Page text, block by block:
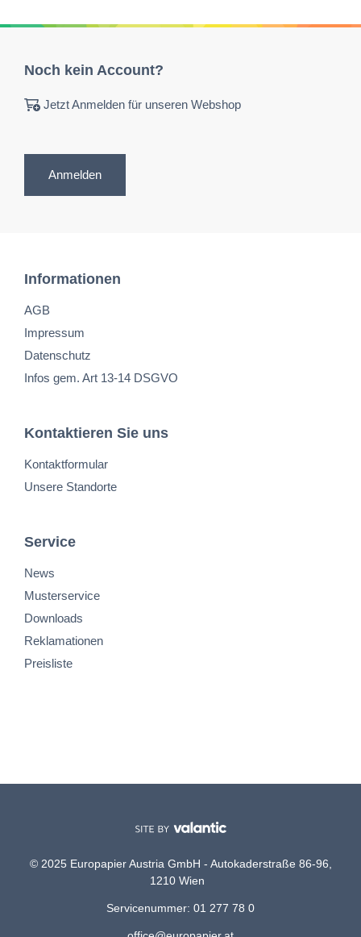
Noch kein Account?
Jetzt Anmelden für unseren Webshop
Anmelden
Informationen
AGB
Impressum
Datenschutz
Infos gem. Art 13-14 DSGVO
Kontaktieren Sie uns
Kontaktformular
Unsere Standorte
Service
News
Musterservice
Downloads
Reklamationen
Preisliste
© 2025 Europapier Austria GmbH - Autokaderstraße 86-96,
1210 Wien
Servicenummer: 01 277 78 0